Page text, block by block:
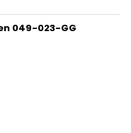
049-023-GG